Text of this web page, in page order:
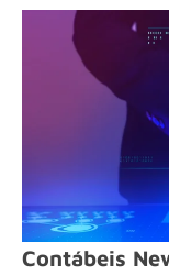
Contábeis